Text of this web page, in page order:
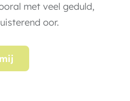
met veel geduld,
oor.